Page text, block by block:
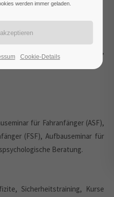
Fahrer
Fahren, Risikobereitschaft,
für Fahranfänger (ASF),
(FSF), Aufbauseminar für
Beratung.
Sicherheitstraining, Kurse
werden immer geladen.
Cookie-Details